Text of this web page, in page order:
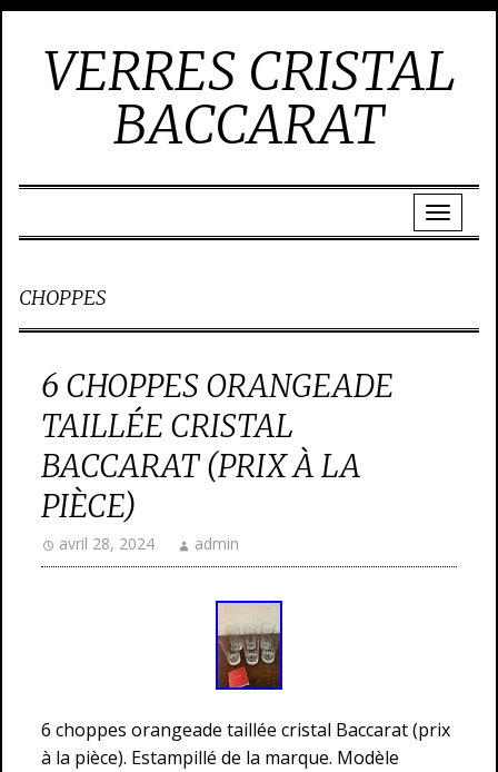
VERRES CRISTAL
BACCARAT
CHOPPES
6 CHOPPES ORANGEADE
TAILLÉE CRISTAL
BACCARAT (PRIX À LA
PIÈCE)
avril 28, 2024 admin
6 choppes orangeade taillée cristal Baccarat (prix
à la pièce). Estampillé de la marque. Modèle